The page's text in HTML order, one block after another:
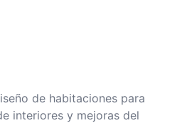
de habitaciones para
interiores y mejoras del